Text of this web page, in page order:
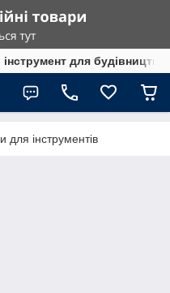
для
для інструментів